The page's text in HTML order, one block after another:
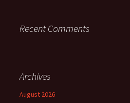
Recent Comments
Archives
August 2026